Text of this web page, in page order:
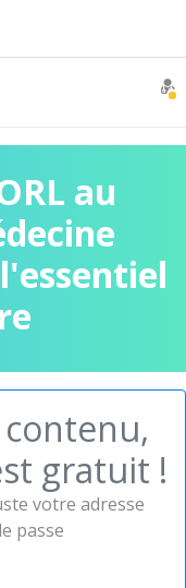
au
gratuit !
votre adresse
passe